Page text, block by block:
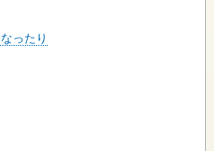
ったり